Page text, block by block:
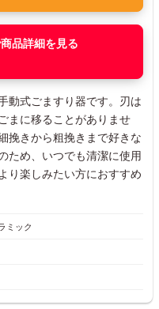
品詳細を見る
動式ごますり器です。刃は
まに移ることがありませ
挽きから粗挽きまで好きな
ため、いつでも清潔に使用
り楽しみたい方におすすめ
ミック